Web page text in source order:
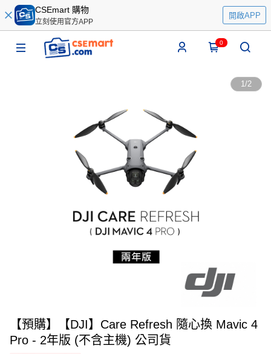
CSEmart 購物
立刻使用官方APP
開啟APP
0
1/2
【預購】【DJI】Care Refresh 隨心換 Mavic 4
Pro - 2年版 (不含主機) 公司貨